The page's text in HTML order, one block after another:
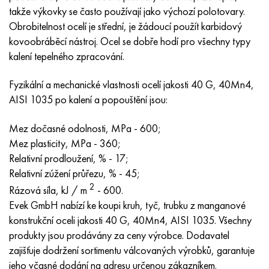
takže výkovky se často používají jako výchozí polotovary.
Obrobitelnost ocelí je střední, je žádoucí použít karbidový
kovoobráběcí nástroj. Ocel se dobře hodí pro všechny typy
kalení tepelného zpracování.
Fyzikální a mechanické vlastnosti ocelí jakosti 40 G, 40Mn4,
AISI 1035 po kalení a popouštění jsou:
Mez dočasné odolnosti, MPa - 600;
Mez plasticity, MPa - 360;
Relativní prodloužení, % - 17;
Relativní zúžení průřezu, % - 45;
Rázová síla, kJ / m 2 - 600.
Evek GmbH nabízí ke koupi kruh, tyč, trubku z manganové
konstrukční oceli jakosti 40 G, 40Mn4, AISI 1035. Všechny
produkty jsou prodávány za ceny výrobce. Dodavatel
zajišťuje dodržení sortimentu válcovaných výrobků, garantuje
jeho včasné dodání na adresu určenou zákazníkem.
MP159
Multimet n155
Nicrofer 5923 hMo
Nicrofer 6030
Nitronik 40
Nitronik 50
Nitronic 60
Nitronik 75
Nimonic 80a
56DGNH
68NKhVKTYu
79NM, Magnifer 7904
80NM
80NMV-VI
80 NHS
81HMA
Druhy přesných slitin
Termobimetaly
HN73MBTYu
XN70YU
HN75 MBTYu
XN75TBYu
XN77TYu
XN77TYUR
HN78Т
HN80TBY
N65M, EP982
5B
TL5
TS-6
14 titan
SP -17
40 titan
1.4567 - AISI 304Cu
1,4570-aisi303Cu
1.4574 - Slitina PH 15-7 Mo®
1.4580 - AISI 316Cb
1,4597 - AISI 204Cu
Slitina 28 - 1,4563
Slitina 31 - 1,4562
Alloy 254smo® - 1,4547
Slitina 926 - 1,4529
15X16H2AM
18X11MNFB
18X12VMBFR
20X12VNMF
20H3MMF
21NKMT
37X12N8G8MFB
40X10X2M
40Х9С2
30X, AISI 5130, 30h
30hgs, 30hgs
30hgsa, 30hgsa
30hgsn2a, 30hgsna
30xn2ma, 30CrNiMo8
30хн3а, 31nicr14
34khn3ma, 36NiCrMo16, 35NiCrMo16
35hgs, 35hgs
35hgsa, 35hgsa